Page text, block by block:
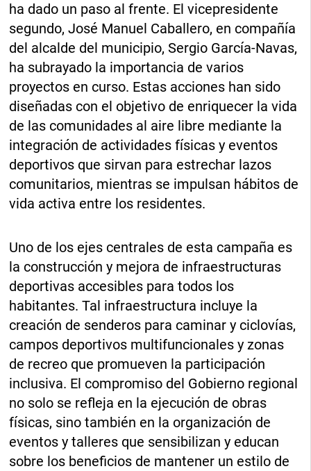
ha dado un paso al frente. El vicepresidente
segundo, José Manuel Caballero, en compañía
del alcalde del municipio, Sergio García-Navas,
ha subrayado la importancia de varios
proyectos en curso. Estas acciones han sido
diseñadas con el objetivo de enriquecer la vida
de las comunidades al aire libre mediante la
integración de actividades físicas y eventos
deportivos que sirvan para estrechar lazos
comunitarios, mientras se impulsan hábitos de
vida activa entre los residentes.
Uno de los ejes centrales de esta campaña es
la construcción y mejora de infraestructuras
deportivas accesibles para todos los
habitantes. Tal infraestructura incluye la
creación de senderos para caminar y ciclovías,
campos deportivos multifuncionales y zonas
de recreo que promueven la participación
inclusiva. El compromiso del Gobierno regional
no solo se refleja en la ejecución de obras
físicas, sino también en la organización de
eventos y talleres que sensibilizan y educan
sobre los beneficios de mantener un estilo de